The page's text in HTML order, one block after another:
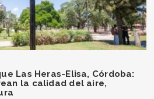
Las Heras-Elisa, Córdoba:
la calidad del aire,